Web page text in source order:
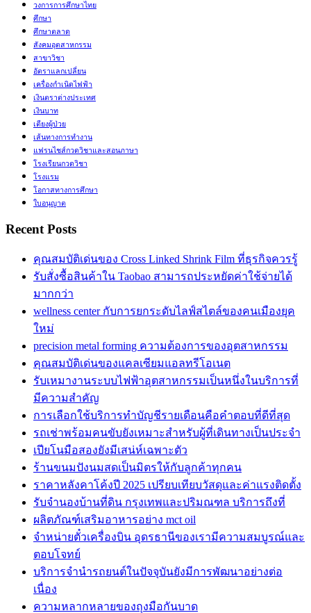
วงการการศึกษาไทย
ศึกษา
ศึกษาตลาด
สังคมอุตสาหกรรม
สาขาวิชา
อัตราแลกเปลี่ยน
เครื่องกำเนิดไฟฟ้า
เงินตราต่างประเทศ
เงินบาท
เตียงผู้ป่วย
เส้นทางการทำงาน
แฟรนไชส์กวดวิชาและสอนภาษา
โรงเรียนกวดวิชา
โรงแรม
โอกาสทางการศึกษา
ใบอนุญาต
Recent Posts
คุณสมบัติเด่นของ Cross Linked Shrink Film ที่ธุรกิจควรรู้
รับสั่งซื้อสินค้าใน Taobao สามารถประหยัดค่าใช้จ่ายได้
มากกว่า
wellness center กับการยกระดับไลฟ์สไตล์ของคนเมืองยุค
ใหม่
precision metal forming ความต้องการของอุตสาหกรรม
คุณสมบัติเด่นของแคลเซียมแอลทรีโอเนต
รับเหมางานระบบไฟฟ้าอุตสาหกรรมเป็นหนึ่งในบริการที่
มีความสำคัญ
การเลือกใช้บริการทำบัญชีรายเดือนคือคำตอบที่ดีที่สุด
รถเช่าพร้อมคนขับยังเหมาะสำหรับผู้ที่เดินทางเป็นประจำ
เปียโนมือสองยังมีเสน่ห์เฉพาะตัว
ร้านขนมปังนมสดเป็นมิตรให้กับลูกค้าทุกคน
ราคาหลังคาโค้งปี 2025 เปรียบเทียบวัสดุและค่าแรงติดตั้ง
รับจำนองบ้านที่ดิน กรุงเทพและปริมณฑล บริการถึงที่
ผลิตภัณฑ์เสริมอาหารอย่าง mct oil
จำหน่ายตั๋วเครื่องบิน อุดรธานีของเรามีความสมบูรณ์และ
ตอบโจทย์
บริการจำนำรถยนต์ในปัจจุบันยังมีการพัฒนาอย่างต่อ
เนื่อง
ความหลากหลายของถุงมือกันบาด